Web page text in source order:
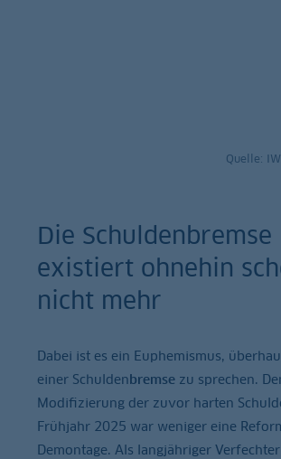
Quelle:
Die Schuldenbremse
existiert ohnehin
nicht mehr
Dabei ist es ein Euphemismus,
einer Schuldenbremse zu sprechen.
Modifizierung der zuvor harten
Frühjahr 2025 war weniger eine
Demontage. Als langjähriger